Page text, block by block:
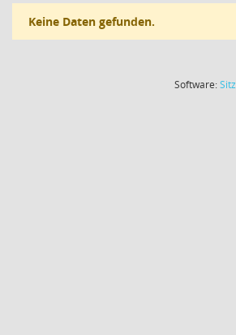
Keine Daten gefunden.
Software: